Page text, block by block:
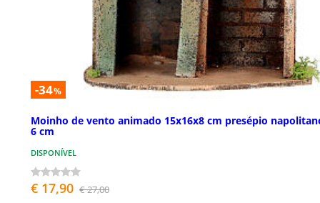
-34%
Moinho de vento animado 15x16x8 cm presépio
6 cm
DISPONÍVEL
€ 17,90 € 27,00